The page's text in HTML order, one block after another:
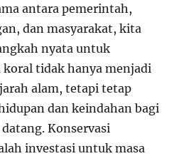
antara pemerintah,
dan masyarakat, kita
nyata untuk
tidak hanya menjadi
alam, tetapi tetap
dan keindahan bagi
Konservasi
investasi untuk masa